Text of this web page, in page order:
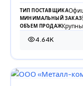
ТИП ПОСТАВЩИКА
МИНИМАЛЬНЫЙ ЗАКАЗ
ОБЪЕМ ПРОДАЖ
4.64K
4 642 просмотра